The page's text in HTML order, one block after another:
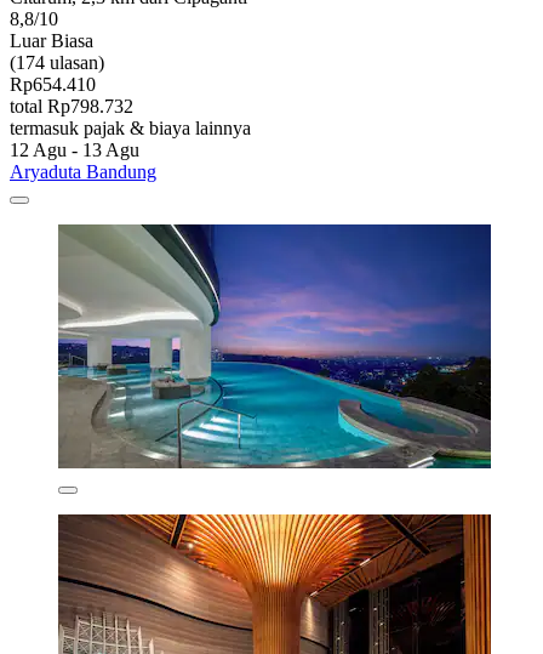
8,8/10
Luar Biasa
(174 ulasan)
Rp654.410
total Rp798.732
termasuk pajak & biaya lainnya
12 Agu - 13 Agu
Aryaduta Bandung